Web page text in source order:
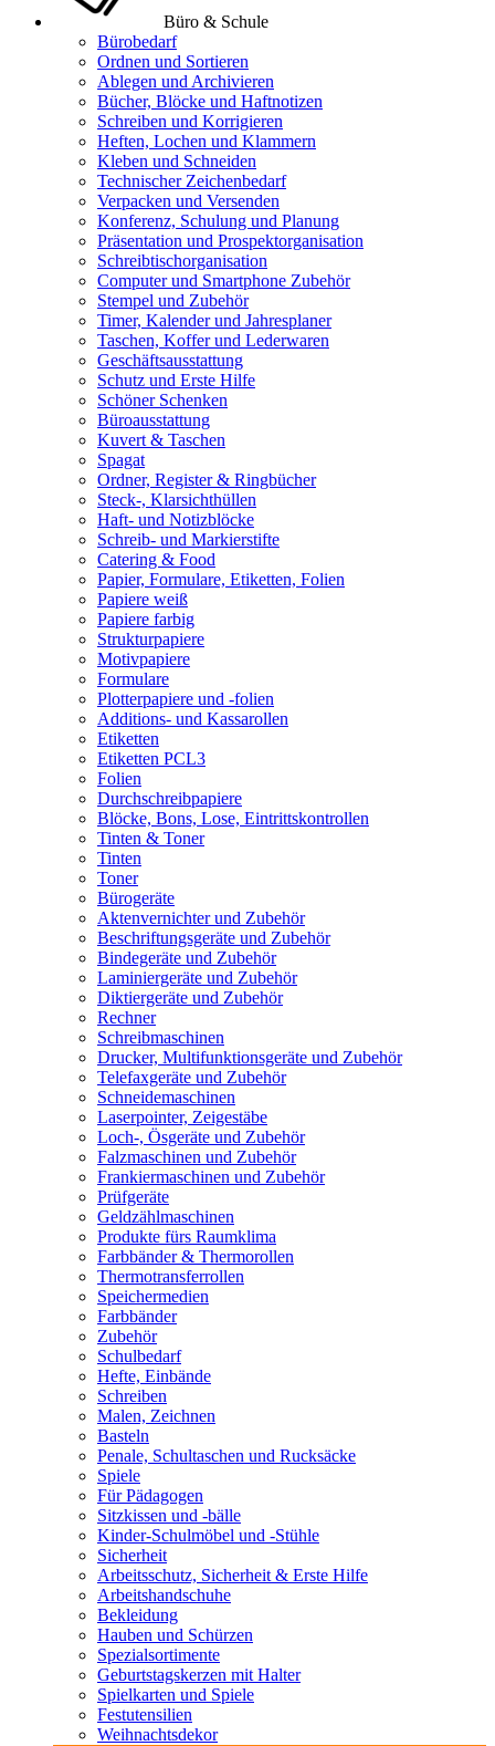
Büro & Schule
Bürobedarf
Ordnen und Sortieren
Ablegen und Archivieren
Bücher, Blöcke und Haftnotizen
Schreiben und Korrigieren
Heften, Lochen und Klammern
Kleben und Schneiden
Technischer Zeichenbedarf
Verpacken und Versenden
Konferenz, Schulung und Planung
Präsentation und Prospektorganisation
Schreibtischorganisation
Computer und Smartphone Zubehör
Stempel und Zubehör
Timer, Kalender und Jahresplaner
Taschen, Koffer und Lederwaren
Geschäftsausstattung
Schutz und Erste Hilfe
Schöner Schenken
Büroausstattung
Kuvert & Taschen
Spagat
Ordner, Register & Ringbücher
Steck-, Klarsichthüllen
Haft- und Notizblöcke
Schreib- und Markierstifte
Catering & Food
Papier, Formulare, Etiketten, Folien
Papiere weiß
Papiere farbig
Strukturpapiere
Motivpapiere
Formulare
Plotterpapiere und -folien
Additions- und Kassarollen
Etiketten
Etiketten PCL3
Folien
Durchschreibpapiere
Blöcke, Bons, Lose, Eintrittskontrollen
Tinten & Toner
Tinten
Toner
Bürogeräte
Aktenvernichter und Zubehör
Beschriftungsgeräte und Zubehör
Bindegeräte und Zubehör
Laminiergeräte und Zubehör
Diktiergeräte und Zubehör
Rechner
Schreibmaschinen
Drucker, Multifunktionsgeräte und Zubehör
Telefaxgeräte und Zubehör
Schneidemaschinen
Laserpointer, Zeigestäbe
Loch-, Ösgeräte und Zubehör
Falzmaschinen und Zubehör
Frankiermaschinen und Zubehör
Prüfgeräte
Geldzählmaschinen
Produkte fürs Raumklima
Farbbänder & Thermorollen
Thermotransferrollen
Speichermedien
Farbbänder
Zubehör
Schulbedarf
Hefte, Einbände
Schreiben
Malen, Zeichnen
Basteln
Penale, Schultaschen und Rucksäcke
Spiele
Für Pädagogen
Sitzkissen und -bälle
Kinder-Schulmöbel und -Stühle
Sicherheit
Arbeitsschutz, Sicherheit & Erste Hilfe
Arbeitshandschuhe
Bekleidung
Hauben und Schürzen
Spezialsortimente
Geburtstagskerzen mit Halter
Spielkarten und Spiele
Festutensilien
Weihnachtsdekor